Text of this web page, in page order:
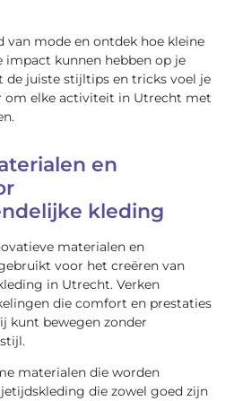
van mode en ontdek hoe kleine
impact kunnen hebben op je
de juiste stijltips en tricks voel je
om elke activiteit in Utrecht met
en
kleding
materialen en
voor het creëren van
in Utrecht. Verken
die comfort en prestaties
kunt bewegen zonder
materialen die worden
die zowel goed zijn